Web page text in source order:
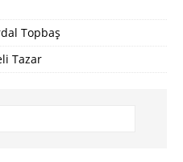
Topbaş
Tazar